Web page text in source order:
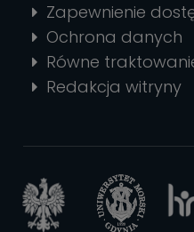
Zapewnienie
Ochrona danych
Równe
Redakcja witryny